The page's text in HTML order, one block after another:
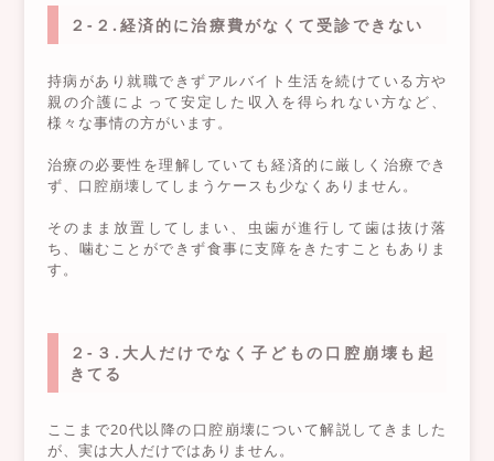
２-２.経済的に治療費がなくて受診できない
持病があり就職できずアルバイト生活を続けている方や
親の介護によって安定した収入を得られない方など、
様々な事情の方がいます。
治療の必要性を理解していても経済的に厳しく治療でき
ず、口腔崩壊してしまうケースも少なくありません。
そのまま放置してしまい、虫歯が進行して歯は抜け落
ち、噛むことができず食事に支障をきたすこともありま
す。
２-３.大人だけでなく子どもの口腔崩壊も起
きてる
ここまで20代以降の口腔崩壊について解説してきました
が、実は大人だけではありません。